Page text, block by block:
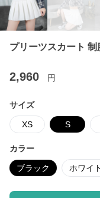
プリーツスカート
2,960 円
サイズ
XS S
カラー
ブラック ホワイト